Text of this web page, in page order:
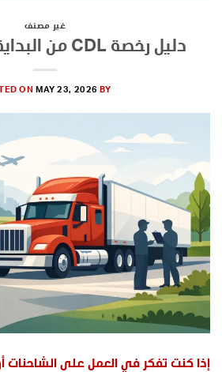
غير مصنف
دليل رخصة CDL من البداية حتى الاختبار
ONMAY 23, 2026 BY
إذا كنت تفكر في العمل على الشاحنات